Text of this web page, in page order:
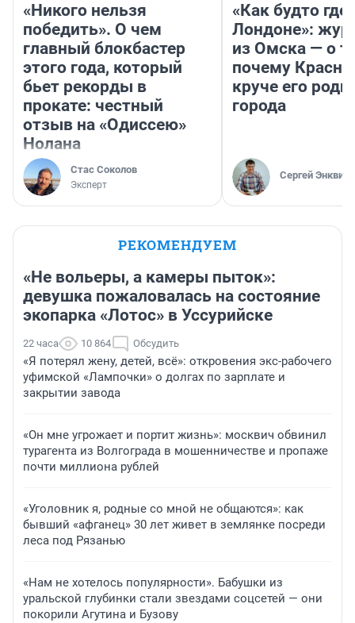
«Никого нельзя
победить». О чем
главный блокбастер
этого года, который
бьет рекорды в
прокате: честный
отзыв на «Одиссею»
Нолана
Стас Соколов
Эксперт
«Как будто
Лондоне»:
из Омска — о
почему
круче его
города
Сергей Энквист
РЕКОМЕНДУЕМ
«Не вольеры, а камеры пыток»:
девушка пожаловалась на состояние
экопарка «Лотос» в Уссурийске
22 часа 10 864 Обсудить
«Я потерял жену, детей, всё»: откровения экс-рабочего
уфимской «Лампочки» о долгах по зарплате и
закрытии завода
«Он мне угрожает и портит жизнь»: москвич обвинил
турагента из Волгограда в мошенничестве и пропаже
почти миллиона рублей
«Уголовник я, родные со мной не общаются»: как
бывший «афганец» 30 лет живет в землянке посреди
леса под Рязанью
«Нам не хотелось популярности». Бабушки из
уральской глубинки стали звездами соцсетей — они
покорили Агутина и Бузову